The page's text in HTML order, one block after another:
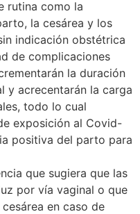
rutina como la
la cesárea y los
indicación obstétrica
de complicaciones
la duración
y acrecentarán la carga
todo lo cual
exposición al Covid-
positiva del parto para
que sugiera que las
por vía vaginal o que
en caso de